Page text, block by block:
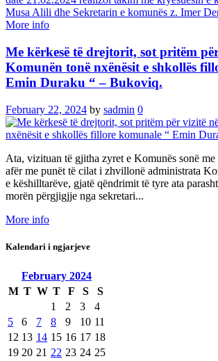
More info
Me kërkesë të drejtorit, sot pritëm
Komunën tonë nxënësit e shkollës
Emin Duraku “ – Bukoviq.
February 22, 2024 by sadmin 0
Ata, vizituan të gjitha zyret e Komunës sonë me
afër me punët të cilat i zhvillonë administrata
e këshilltarëve, gjatë qëndrimit të tyre ata
morën përgjigjje nga sekretari...
More info
Kalendari i ngjarjeve
February 2024
M T W T F S
S
1
2 3
4
5
6 7 8 9 10 11
12 13 14 15 16 17 18
19 20 21 22 23 24 25